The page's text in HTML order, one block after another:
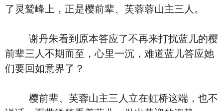
了灵鹫峰上，正是樱前辈、芙蓉蓉山主三人。
谢丹朱看到原本答应了不再来打扰蓝儿的樱
前辈三人不期而至，心里一沉，难道蓝儿答应她
们要回如意界了？
樱前辈、芙蓉山主三人立在虹桥这端，也不